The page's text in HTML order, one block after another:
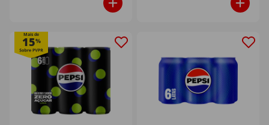
Mais de
15%